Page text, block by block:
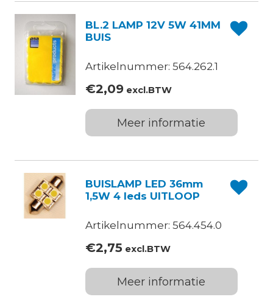
BL.2 LAMP 12V 5W 41MM
BUIS
Artikelnummer: 564.262.1
€2,09excl.BTW
Meer informatie
BUISLAMP LED 36mm
1,5W 4 leds UITLOOP
Artikelnummer: 564.454.0
€2,75excl.BTW
Meer informatie